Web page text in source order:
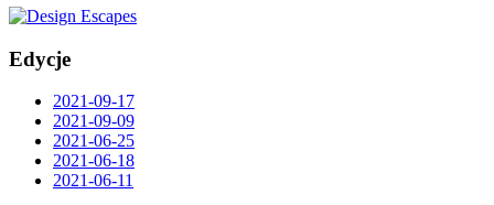
Edycje
2021-09-17
2021-09-09
2021-06-25
2021-06-18
2021-06-11